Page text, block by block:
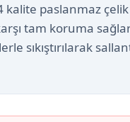
kalite paslanmaz
tam koruma
sıkıştırılarak